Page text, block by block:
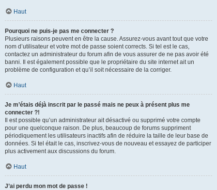
Haut
Pourquoi ne puis-je pas me connecter ?
Plusieurs raisons peuvent en être la cause. Assurez-vous avant tout que votre
nom d’utilisateur et votre mot de passe soient corrects. Si tel est le cas,
contactez un administrateur du forum afin de vous assurer de ne pas avoir été
banni. Il est également possible que le propriétaire du site internet ait un
problème de configuration et qu’il soit nécessaire de la corriger.
Haut
Je m’étais déjà inscrit par le passé mais ne peux à présent plus me
connecter ?!
Il est possible qu’un administrateur ait désactivé ou supprimé votre compte
pour une quelconque raison. De plus, beaucoup de forums suppriment
périodiquement les utilisateurs inactifs afin de réduire la taille de leur base de
données. Si tel était le cas, inscrivez-vous de nouveau et essayez de participer
plus activement aux discussions du forum.
Haut
J’ai perdu mon mot de passe !